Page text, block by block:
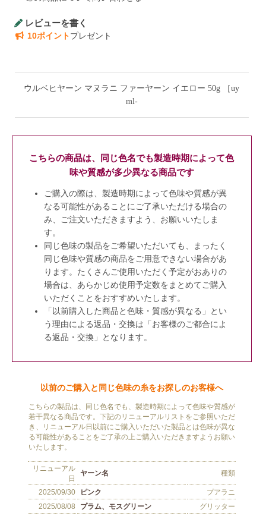
レビューを書く
10ポイントプレゼント
ウルベヒヤーン マヌラニ ファーヤーン イエロー 50g ［uy
ml-
こちらの商品は、同じ色名でも製造時期によって色
味や質感が多少異なる商品です
ご購入の際は、製造時期によって色味や質感が異
なる可能性があることにご了承いただける場合の
み、ご注文いただきますよう、お願いいたしま
す。
同じ色味の製品をご希望いただいても、まったく
同じ色味や質感の商品をご用意できない場合があ
ります。たくさんご使用いただく予定がおありの
場合は、あらかじめ使用予定数をまとめてご購入
いただくことをおすすめいたします。
「以前購入した商品と色味・質感が異なる」とい
う理由による返品・交換は「お客様のご都合によ
る返品・交換」となります。